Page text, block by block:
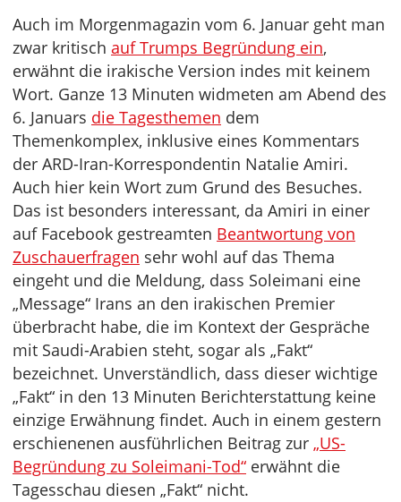
Auch im Morgenmagazin vom 6. Januar geht man
zwar kritisch auf Trumps Begründung ein,
erwähnt die irakische Version indes mit keinem
Wort. Ganze 13 Minuten widmeten am Abend des
6. Januars die Tagesthemen dem
Themenkomplex, inklusive eines Kommentars
der ARD-Iran-Korrespondentin Natalie Amiri.
Auch hier kein Wort zum Grund des Besuches.
Das ist besonders interessant, da Amiri in einer
auf Facebook gestreamten Beantwortung von
Zuschauerfragen sehr wohl auf das Thema
eingeht und die Meldung, dass Soleimani eine
„Message“ Irans an den irakischen Premier
überbracht habe, die im Kontext der Gespräche
mit Saudi-Arabien steht, sogar als „Fakt“
bezeichnet. Unverständlich, dass dieser wichtige
„Fakt“ in den 13 Minuten Berichterstattung keine
einzige Erwähnung findet. Auch in einem gestern
erschienenen ausführlichen Beitrag zur „US-
Begründung zu Soleimani-Tod“ erwähnt die
Tagesschau diesen „Fakt“ nicht.